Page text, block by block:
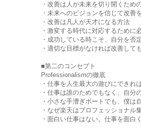
・改善は人が未来を切り開くため
・未来へのビジョンを信じて改善
・改善は凡人が天才になる方法
・激変する時代に対応するために
・成功している時こそ、自分を否
・適切な目標がなければ改善して
■第二のコンセプト
Professionalismの徹底
・仕事を人生最大の遊びにできれ
・仕事は誰のためでもなく、自分
・小さな手漕ぎボートでも、僕は
・なぜ楽天はプロフェッショナル
・面白い仕事はない。仕事を面白